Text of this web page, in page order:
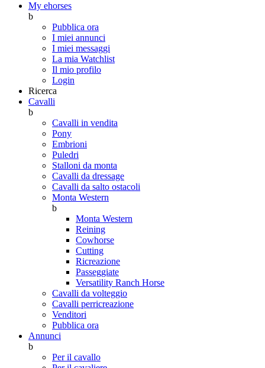
My ehorses
b
Pubblica ora
I miei annunci
I miei messaggi
La mia Watchlist
Il mio profilo
Login
Ricerca
Cavalli
b
Cavalli in vendita
Pony
Embrioni
Puledri
Stalloni da monta
Cavalli da dressage
Cavalli da salto ostacoli
Monta Western
b
Monta Western
Reining
Cowhorse
Cutting
Ricreazione
Passeggiate
Versatility Ranch Horse
Cavalli da volteggio
Cavalli perricreazione
Venditori
Pubblica ora
Annunci
b
Per il cavallo